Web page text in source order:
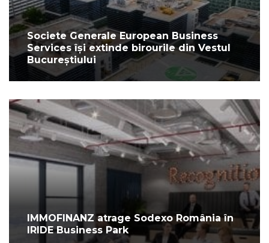
Societe Generale European Business
Services își extinde birourile din Vestul
Bucureștiului
IMMOFINANZ atrage Sodexo România în
IRIDE Business Park